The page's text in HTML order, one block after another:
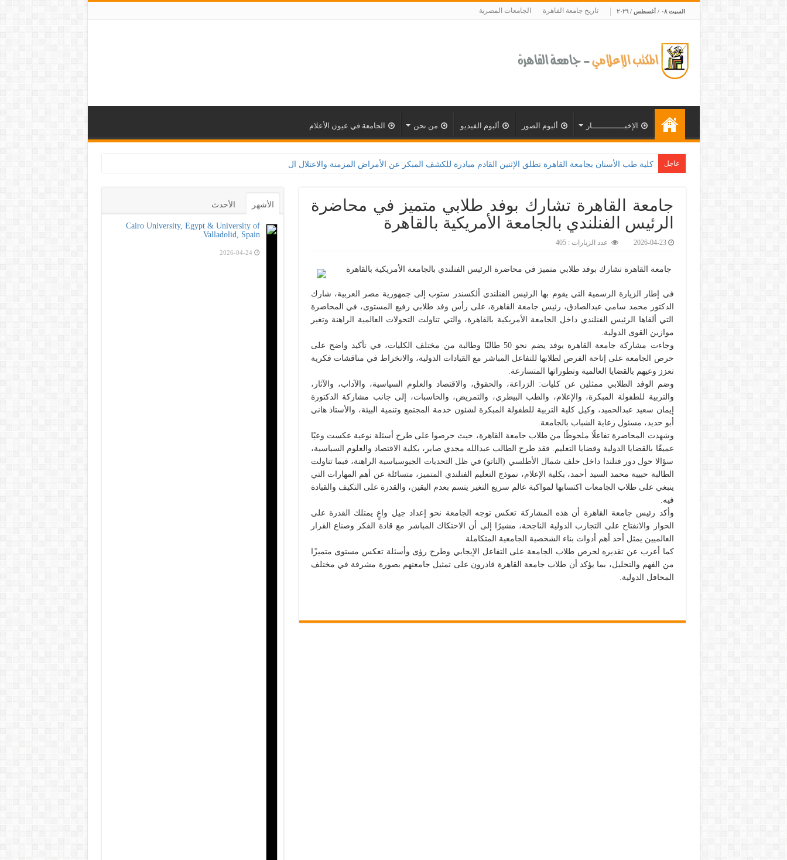
السبت ٠٨ / أغسطس / ٢٠٢٦ تاريخ جامعة القاهرة الجامعات المصرية
الإخبــــــــــــــار ألبوم الصور ألبوم الفيديو من نحن الجامعة في عيون الأعلام
عاجل
جامعة القاهرة تشارك بوفد طلابي متميز في محاضرة
الرئيس الفنلندي بالجامعة الأمريكية بالقاهرة
2026-04-23 عدد الزيارات : 405
جامعة القاهرة تشارك بوفد طلابي متميز في محاضرة الرئيس الفنلندي بالجامعة الأمريكية بالقاهرة
في إطار الزيارة الرسمية التي يقوم بها الرئيس الفنلندي ألكسندر ستوب إلى جمهورية مصر العربية، شارك
الدكتور محمد سامي عبدالصادق، رئيس جامعة القاهرة، على رأس وفد طلابي رفيع المستوى، في المحاضرة
التي ألقاها الرئيس الفنلندي داخل الجامعة الأمريكية بالقاهرة، والتي تناولت التحولات العالمية الراهنة وتغير
موازين القوى الدولية.
وجاءت مشاركة جامعة القاهرة بوفد يضم نحو 50 طالبًا وطالبة من مختلف الكليات، في تأكيد واضح على
حرص الجامعة على إتاحة الفرص لطلابها للتفاعل المباشر مع القيادات الدولية، والانخراط في مناقشات فكرية
تعزز وعيهم بالقضايا العالمية وتطوراتها المتسارعة.
وضم الوفد الطلابي ممثلين عن كليات: الزراعة، والحقوق، والاقتصاد والعلوم السياسية، والآداب، والآثار،
والتربية للطفولة المبكرة، والإعلام، والطب البيطري، والتمريض، والحاسبات، إلى جانب مشاركة الدكتورة
إيمان سعيد عبدالحميد، وكيل كلية التربية للطفولة المبكرة لشئون خدمة المجتمع وتنمية البيئة، والأستاذ هاني
أبو حديد، مسئول رعاية الشباب بالجامعة.
وشهدت المحاضرة تفاعلًا ملحوظًا من طلاب جامعة القاهرة، حيث حرصوا على طرح أسئلة نوعية عكست وعيًا
عميقًا بالقضايا الدولية وقضايا التعليم. فقد طرح الطالب عبدالله مجدي صابر، بكلية الاقتصاد والعلوم السياسية،
سؤالا حول دور فنلندا داخل حلف شمال الأطلسي (الناتو) في ظل التحديات الجيوسياسية الراهنة، فيما تناولت
الطالبة حبيبة محمد السيد أحمد، بكلية الإعلام، نموذج التعليم الفنلندي المتميز، متسائلة عن أهم المهارات التي
ينبغي على طلاب الجامعات اكتسابها لمواكبة عالم سريع التغير يتسم بعدم اليقين، والقدرة على التكيف والقيادة
فيه.
وأكد رئيس جامعة القاهرة أن هذه المشاركة تعكس توجه الجامعة نحو إعداد جيل واعٍ يمتلك القدرة على
الحوار والانفتاح على التجارب الدولية الناجحة، مشيرًا إلى أن الاحتكاك المباشر مع قادة الفكر وصناع القرار
العالميين يمثل أحد أهم أدوات بناء الشخصية الجامعية المتكاملة.
كما أعرب عن تقديره لحرص طلاب الجامعة على التفاعل الإيجابي وطرح رؤى وأسئلة تعكس مستوى متميزًا
من الفهم والتحليل، بما يؤكد أن طلاب جامعة القاهرة قادرون على تمثيل جامعتهم بصورة مشرفة في مختلف
المحافل الدولية.
الأشهر الأحدث
Cairo University, Egypt & University of
Valladolid, Spain.
2026-04-24